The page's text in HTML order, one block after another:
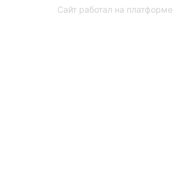
Сайт работал на платформе